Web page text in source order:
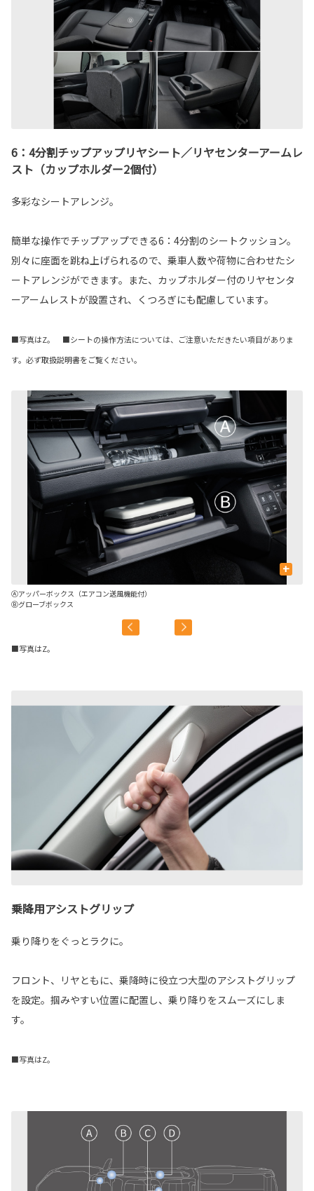
6：4分割チップアップリヤシート／リヤセンターアームレ
スト（カップホルダー2個付）
多彩なシートアレンジ。
簡単な操作でチップアップできる6：4分割のシートクッション。
別々に座面を跳ね上げられるので、乗車人数や荷物に合わせたシ
ートアレンジができます。また、カップホルダー付のリヤセンタ
ーアームレストが設置され、くつろぎにも配慮しています。
■写真はZ。 ■シートの操作方法については、ご注意いただきたい項目がありま
す。必ず取扱説明書をご覧ください。
+
Ⓐアッパーボックス（エアコン送風機能付）
Ⓑグローブボックス
■写真はZ。
乗降用アシストグリップ
乗り降りをぐっとラクに。
フロント、リヤともに、乗降時に役立つ大型のアシストグリップ
を設定。掴みやすい位置に配置し、乗り降りをスムーズにしま
す。
■写真はZ。